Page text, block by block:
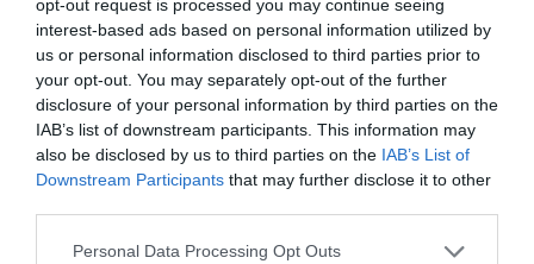
opt-out request is processed you may continue seeing
interest-based ads based on personal information utilized by
us or personal information disclosed to third parties prior to
your opt-out. You may separately opt-out of the further
disclosure of your personal information by third parties on the
IAB’s list of downstream participants. This information may
also be disclosed by us to third parties on the IAB’s List of
Downstream Participants that may further disclose it to other
Please note that this website/app uses one or more Google
Personal Data Processing Opt Outs
előkészítette a nagy pillanatra.
Épp vacsorázni indultak. Kimentek, és akkor kérte meg a
kezét, és gyönyörű volt
– osztotta meg a Travis Kelce édesapja, Ed Kelce, aki
korábban azt is kijelentette, hogy fia boldogsága Taylor
Swiftből fakad.
Los Angeles Chargers elleni, Sao Paulóban